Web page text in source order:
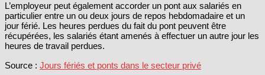
L’employeur peut également accorder un pont aux salariés en
particulier entre un ou deux jours de repos hebdomadaire et un
jour férié. Les heures perdues du fait du pont peuvent être
récupérées, les salariés étant amenés à effectuer un autre jour les
heures de travail perdues.
Source : Jours fériés et ponts dans le secteur privé